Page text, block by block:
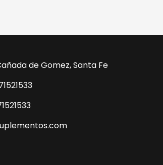
de Gomez, Santa Fe